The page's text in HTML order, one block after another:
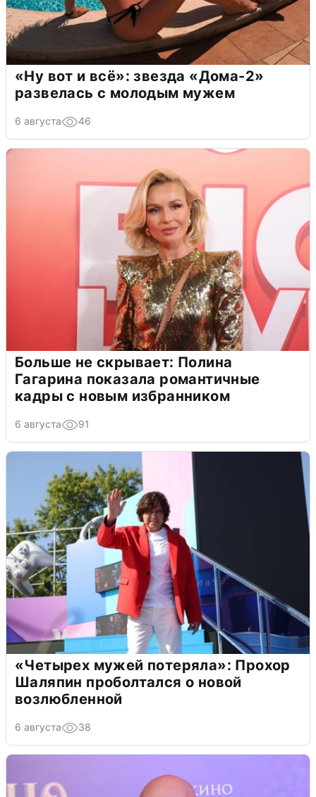
«Ну вот и всё»: звезда «Дома-2»
развелась с молодым мужем
6 августа 46
Больше не скрывает: Полина
Гагарина показала романтичные
кадры с новым избранником
6 августа 91
«Четырех мужей потеряла»: Прохор
Шаляпин проболтался о новой
возлюбленной
6 августа 38